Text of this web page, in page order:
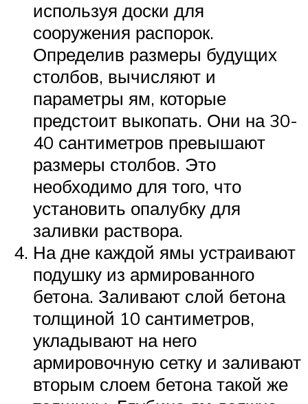
используя доски для
сооружения распорок.
Определив размеры будущих
столбов, вычисляют и
параметры ям, которые
предстоит выкопать. Они на 30-
40 сантиметров превышают
размеры столбов. Это
необходимо для того, что
установить опалубку для
заливки раствора.
На дне каждой ямы устраивают
подушку из армированного
бетона. Заливают слой бетона
толщиной 10 сантиметров,
укладывают на него
армировочную сетку и заливают
вторым слоем бетона такой же